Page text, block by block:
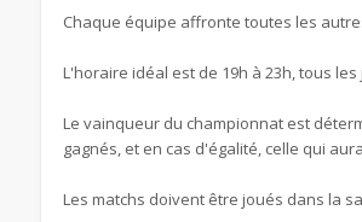
Chaque équipe affronte toutes les
L'horaire idéal est de 19h à 23h, tous
Le vainqueur du championnat est
gagnés, et en cas d'égalité, celle qui
Les matchs doivent être joués dans la